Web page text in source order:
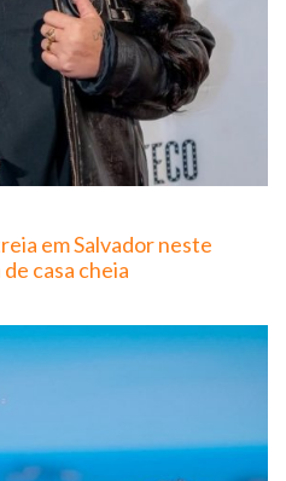
em Salvador neste
casa cheia